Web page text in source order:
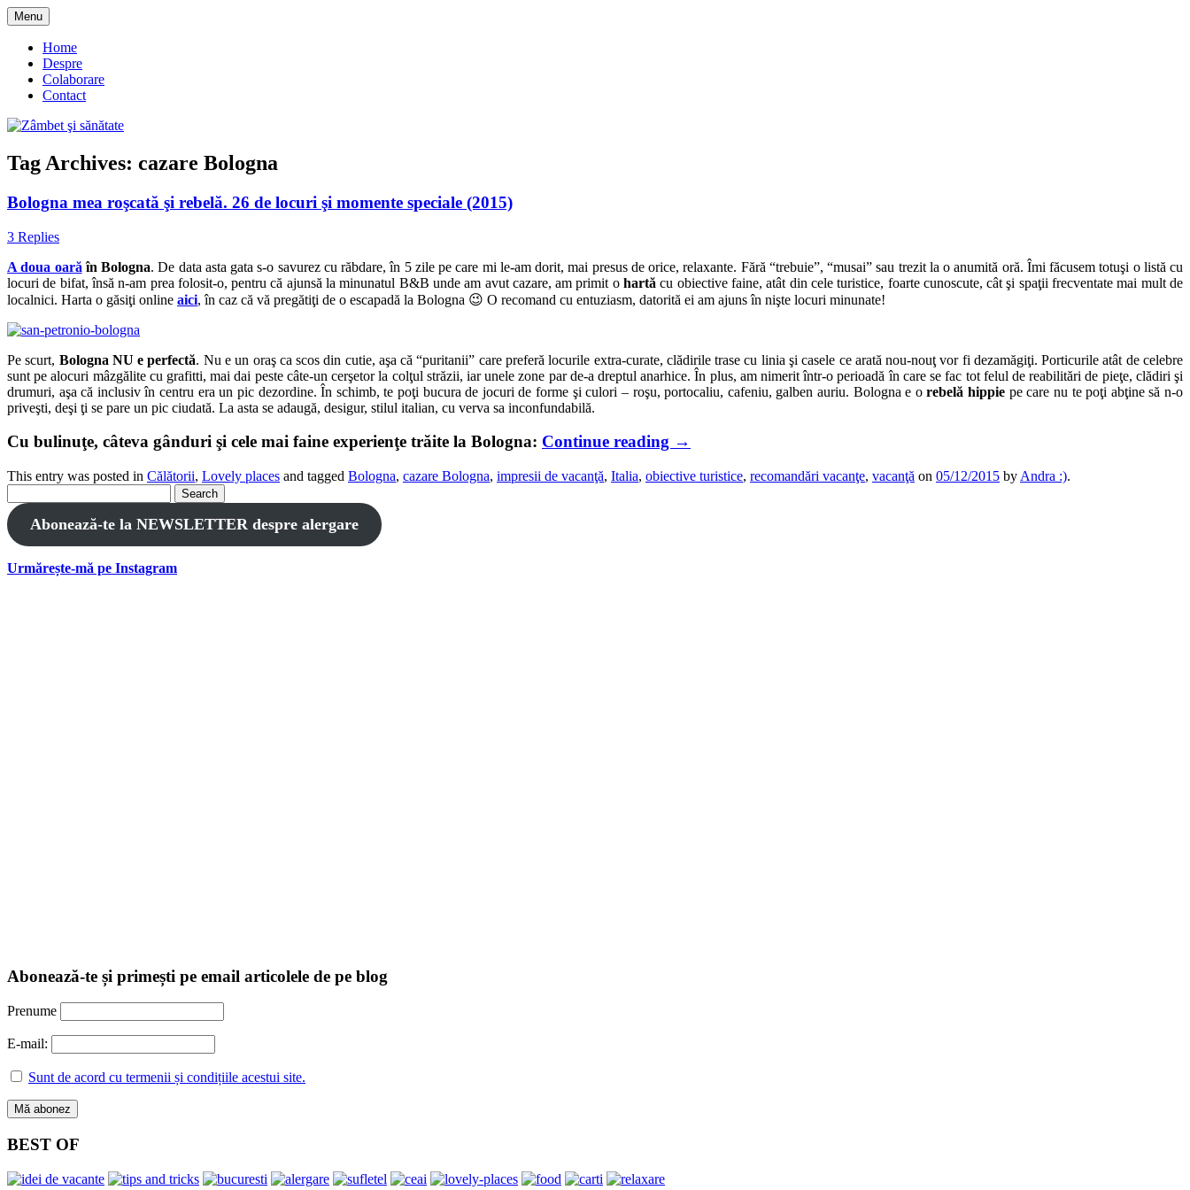
Skip
to
content
Zâmbet şi sănătate
Menu
Home
Despre
Colaborare
Contact
Tag Archives: cazare Bologna
Bologna mea roşcată şi rebelă. 26 de locuri şi momente speciale (2015)
3 Replies
A doua oară în Bologna. De data asta gata s-o savurez cu răbdare, în 5 zile pe care mi le-am dorit, mai presus de orice, relaxante. Fără “trebuie”, “musai” sau trezit la o anumită oră. Îmi făcusem totuşi o listă cu
locuri de bifat, însă n-am prea folosit-o, pentru că ajunsă la minunatul B&B unde am avut cazare, am primit ohartă cu obiective faine, atât din cele turistice, foarte cunoscute, cât şi spaţii frecventate mai mult de
localnici. Harta o găsiţi online aici, în caz că vă pregătiţi de o escapadă la Bologna 😉 O recomand cu entuziasm, datorită ei am ajuns în nişte locuri minunate!
Pe scurt, Bologna NU e perfectă. Nu e un oraş ca scos din cutie, aşa că “puritanii” care preferă locurile extra-curate, clădirile trase cu linia şi casele ce arată nou-nouţ vor fi dezamăgiţi. Porticurile atât de celebre
sunt pe alocuri mâzgălite cu grafitti, mai dai peste câte-un cerşetor la colţul străzii, iar unele zone par de-a dreptul anarhice. În plus, am nimerit într-o perioadă în care se fac tot felul de reabilitări de pieţe, clădiri şi
drumuri, aşa că inclusiv în centru era un pic dezordine. În schimb, te poţi bucura de jocuri de forme şi culori – roşu, portocaliu, cafeniu, galben auriu. Bologna e orebelă hippie pe care nu te poţi abţine să n-o
priveşti, deşi ţi se pare un pic ciudată. La asta se adaugă, desigur, stilul italian, cu verva sa inconfundabilă.
Cu bulinuţe, câteva gânduri şi cele mai faine experienţe trăite la Bologna: Continue reading →
This entry was posted in Călătorii, Lovely places and tagged Bologna, cazare Bologna, impresii de vacanţă, Italia, obiective turistice, recomandări vacanţe, vacanţă on 05/12/2015 by Andra :).
for:
Abonează-te la NEWSLETTER despre alergare
Urmărește-mă pe Instagram
Abonează-te și primești pe email articolele de pe blog
Prenume
E-mail:
Sunt de acord cu termenii și condițiile acestui site.
BEST OF